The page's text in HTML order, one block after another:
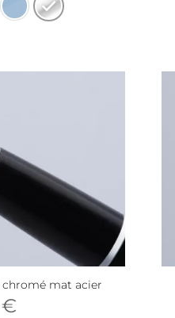
chromé mat acier
€